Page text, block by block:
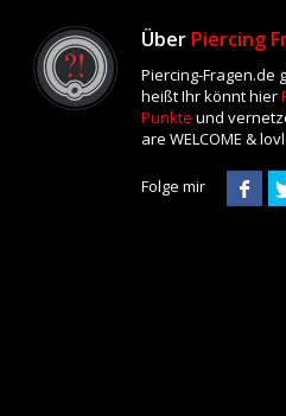
Über Piercing
Piercing-Fragen.de
heißt Ihr könnt hier
Punkte und
are WELCOME &
Folge mir